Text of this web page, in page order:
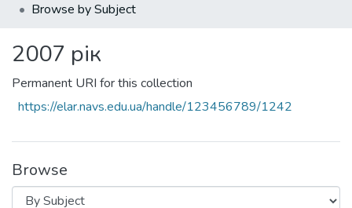
All of DSpace
Browse by Subject
2007 рік
Permanent URI for this collection
https://elar.navs.edu.ua/handle/123456789/1242
Browse